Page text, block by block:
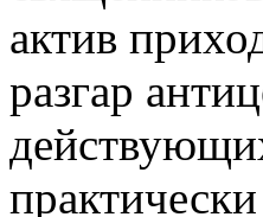
актив
разгар